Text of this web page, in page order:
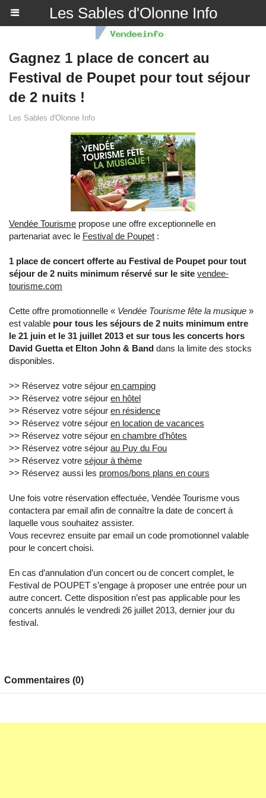
Les Sables d'Olonne Info
Gagnez 1 place de concert au
Festival de Poupet pour tout séjour
de 2 nuits !
Les Sables d'Olonne Info
Vendée Tourisme propose une offre exceptionnelle en
partenariat avec le Festival de Poupet :
1 place de concert offerte au Festival de Poupet pour tout
séjour de 2 nuits minimum réservé sur le site vendee-
tourisme.com
Cette offre promotionnelle « Vendée Tourisme fête la musique »
est valable pour tous les séjours de 2 nuits minimum entre
le 21 juin et le 31 juillet 2013 et sur tous les concerts hors
David Guetta et Elton John & Band dans la limite des stocks
disponibles.
>> Réservez votre séjour en camping
>> Réservez votre séjour en hôtel
>> Réservez votre séjour en résidence
>> Réservez votre séjour en location de vacances
>> Réservez votre séjour en chambre d’hôtes
>> Réservez votre séjour au Puy du Fou
>> Réservez votre séjour à thème
>> Réservez aussi les promos/bons plans en cours
Une fois votre réservation effectuée, Vendée Tourisme vous
contactera par email afin de connaître la date de concert à
laquelle vous souhaitez assister.
Vous recevrez ensuite par email un code promotionnel valable
pour le concert choisi.
En cas d’annulation d’un concert ou de concert complet, le
Festival de POUPET s’engage à proposer une entrée pour un
autre concert. Cette disposition n’est pas applicable pour les
concerts annulés le vendredi 26 juillet 2013, dernier jour du
festival.
Commentaires (0)